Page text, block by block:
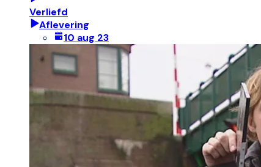
Verliefd
Aflevering
10 aug 23